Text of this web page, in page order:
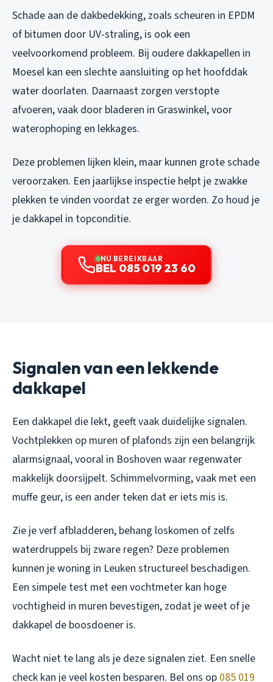
Schade aan de dakbedekking, zoals scheuren in EPDM
of bitumen door UV-straling, is ook een
veelvoorkomend probleem. Bij oudere dakkapellen in
Moesel kan een slechte aansluiting op het hoofddak
water doorlaten. Daarnaast zorgen verstopte
afvoeren, vaak door bladeren in Graswinkel, voor
waterophoping en lekkages.
Deze problemen lijken klein, maar kunnen grote schade
veroorzaken. Een jaarlijkse inspectie helpt je zwakke
plekken te vinden voordat ze erger worden. Zo houd je
je dakkapel in topconditie.
NU BEREIKBAAR
BEL 085 019 23 60
Signalen van een lekkende
dakkapel
Een dakkapel die lekt, geeft vaak duidelijke signalen.
Vochtplekken op muren of plafonds zijn een belangrijk
alarmsignaal, vooral in Boshoven waar regenwater
makkelijk doorsijpelt. Schimmelvorming, vaak met een
muffe geur, is een ander teken dat er iets mis is.
Zie je verf afbladderen, behang loskomen of zelfs
waterdruppels bij zware regen? Deze problemen
kunnen je woning in Leuken structureel beschadigen.
Een simpele test met een vochtmeter kan hoge
vochtigheid in muren bevestigen, zodat je weet of je
dakkapel de boosdoener is.
Wacht niet te lang als je deze signalen ziet. Een snelle
check kan je veel kosten besparen. Bel ons op 085 019